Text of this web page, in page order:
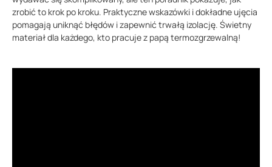
zrobić to krok po kroku. Praktyczne wskazówki i dokładne ujęcia
pomagają uniknąć błędów i zapewnić trwałą izolację. Świetny
materiał dla każdego, kto pracuje z papą termozgrzewalną!